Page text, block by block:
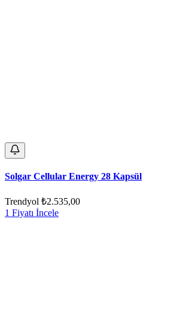
Solgar Cellular Energy 28 Kapsül
Trendyol ₺2.535,00
1 Fiyatı İncele